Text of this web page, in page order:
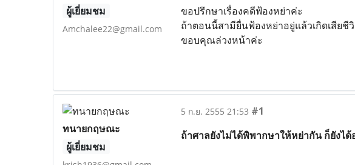
ผู้เยี่ยมชม
Amchalee22@gmail.com
ขอปรึกษาเรื่องคดีฟ้องหย่าค่ะ
ถ้าตอนนี้สามียื่นฟ้องหย่าอยู่แล้วเกิดเสีย
ขอบคุณล่วงหน้าค่ะ
ทนายกฤษณะ
ผู้เยี่ยมชม
5 ก.ย. 2555 21:53 #1
ถ้าศาลยังไม่ได้พิพากษาให้หย่ากัน ก็ยังไ